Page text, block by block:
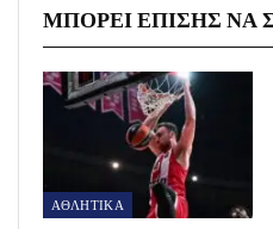
ΜΠΟΡΕΊ ΕΠΊΣΗΣ ΝΑ
ΑΘΛΗΤΙΚΑ